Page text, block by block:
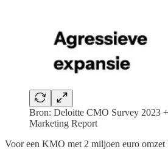
Bron: Deloitte CMO Survey 2023
Marketing Report
Voor een KMO met 2 miljoen euro omzet